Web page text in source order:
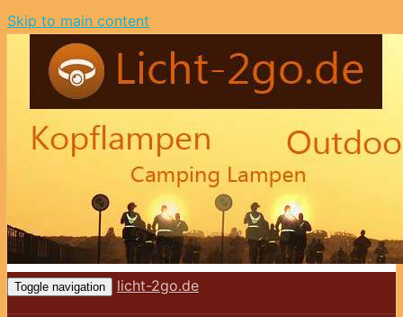
Skip to main content
Toggle navigation licht-2go.de